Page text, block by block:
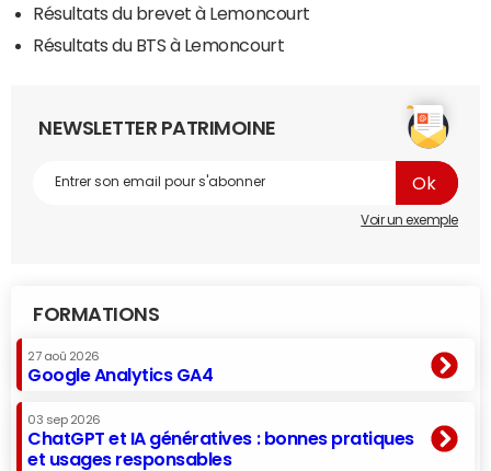
Résultats du brevet à Lemoncourt
Résultats du BTS à Lemoncourt
NEWSLETTER PATRIMOINE
Voir un exemple
FORMATIONS
27 aoû 2026
Google Analytics GA4
03 sep 2026
ChatGPT et IA génératives : bonnes pratiques
et usages responsables